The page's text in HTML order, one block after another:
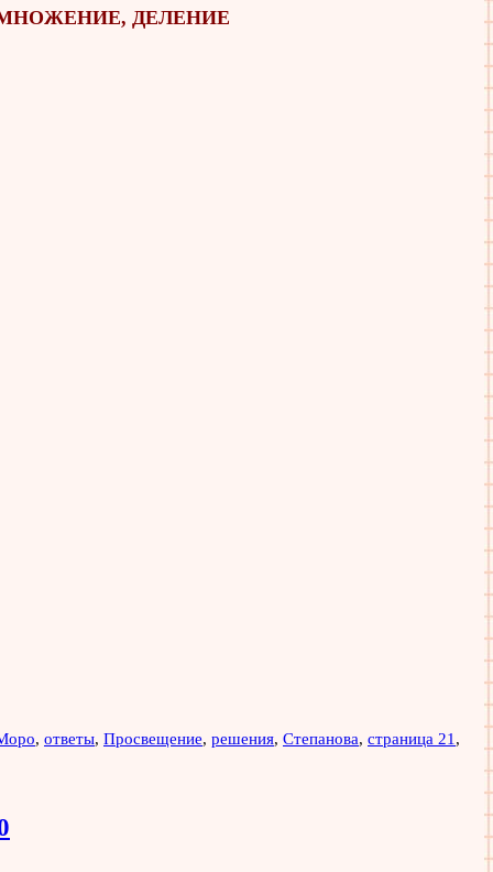
ДЕЛЕНИЕ
, ответы, Просвещение, решения, Степанова, страница 21 ,